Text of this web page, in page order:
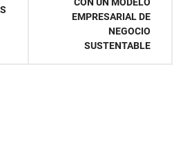
EMPRESARIAL DE
NEGOCIO
SUSTENTABLE